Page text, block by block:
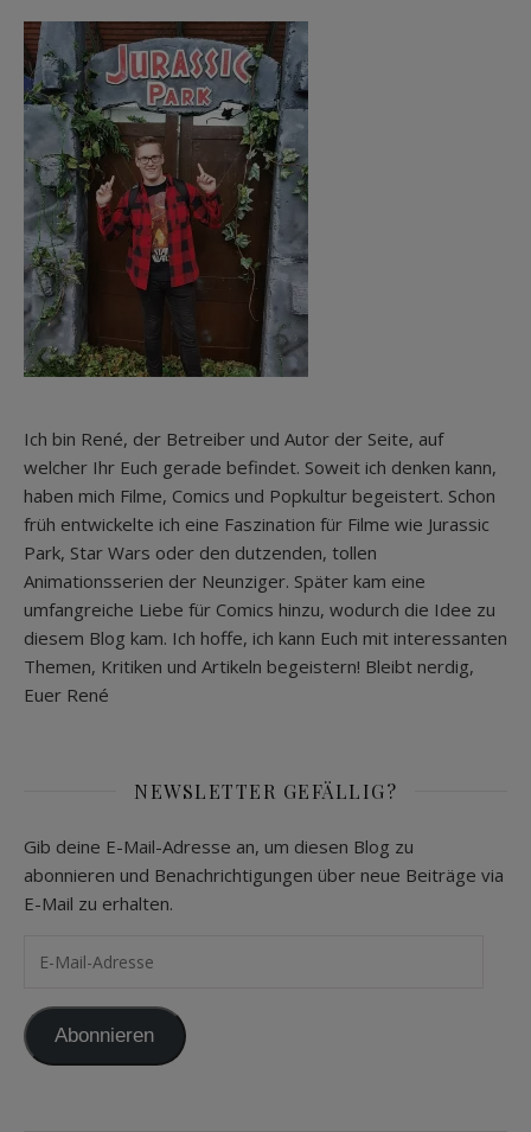
Ich bin René, der Betreiber und Autor der Seite, auf
welcher Ihr Euch gerade befindet. Soweit ich denken kann,
haben mich Filme, Comics und Popkultur begeistert. Schon
früh entwickelte ich eine Faszination für Filme wie Jurassic
Park, Star Wars oder den dutzenden, tollen
Animationsserien der Neunziger. Später kam eine
umfangreiche Liebe für Comics hinzu, wodurch die Idee zu
diesem Blog kam. Ich hoffe, ich kann Euch mit interessanten
Themen, Kritiken und Artikeln begeistern! Bleibt nerdig,
Euer René
NEWSLETTER GEFÄLLIG?
Gib deine E-Mail-Adresse an, um diesen Blog zu
abonnieren und Benachrichtigungen über neue Beiträge via
E-Mail zu erhalten.
Abonnieren